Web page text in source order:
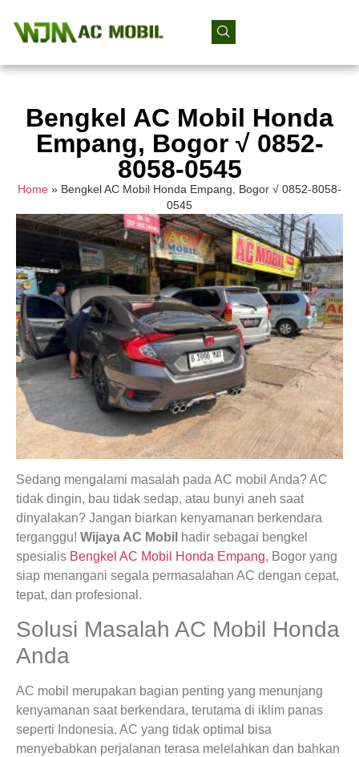
Bengkel AC Mobil Honda
Empang, Bogor √ 0852-
8058-0545
Home » Bengkel AC Mobil Honda Empang, Bogor √ 0852-8058-
0545
Sedang mengalami masalah pada AC mobil Anda? AC
tidak dingin, bau tidak sedap, atau bunyi aneh saat
dinyalakan? Jangan biarkan kenyamanan berkendara
terganggu! Wijaya AC Mobil hadir sebagai bengkel
spesialis Bengkel AC Mobil Honda Empang, Bogor yang
siap menangani segala permasalahan AC dengan cepat,
tepat, dan profesional.
Solusi Masalah AC Mobil Honda
Anda
AC mobil merupakan bagian penting yang menunjang
kenyamanan saat berkendara, terutama di iklim panas
seperti Indonesia. AC yang tidak optimal bisa
menyebabkan perjalanan terasa melelahkan dan bahkan